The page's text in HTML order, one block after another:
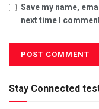
Save my name,
next time I
Stay Connected